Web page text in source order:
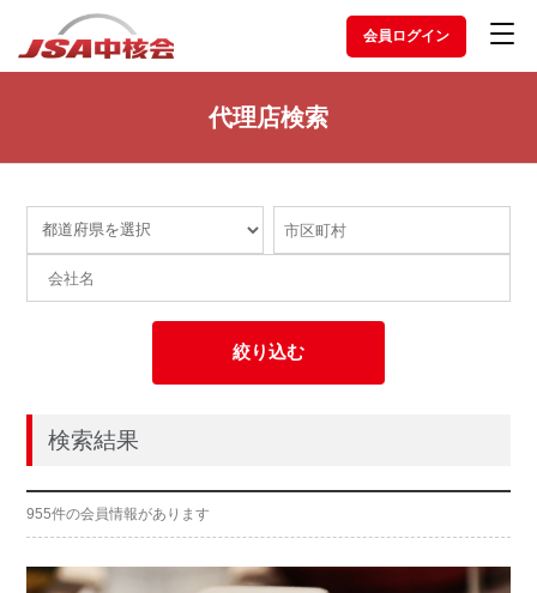
会員ログイン
代理店検索
絞り込む
検索結果
955件の会員情報があります